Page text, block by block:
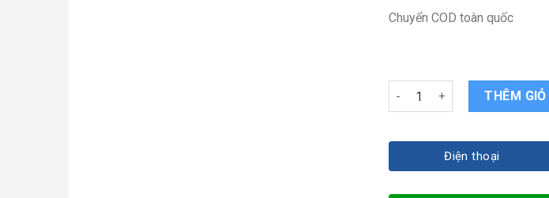
Chuyển COD toàn quốc
Pin laptop Dell Latitude 5490
THÊM
Điện thoại